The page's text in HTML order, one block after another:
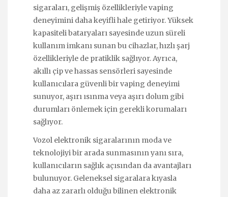
sigaraları, gelişmiş özellikleriyle vaping
deneyimini daha keyifli hale getiriyor. Yüksek
kapasiteli bataryaları sayesinde uzun süreli
kullanım imkanı sunan bu cihazlar, hızlı şarj
özellikleriyle de pratiklik sağlıyor. Ayrıca,
akıllı çip ve hassas sensörleri sayesinde
kullanıcılara güvenli bir vaping deneyimi
sunuyor, aşırı ısınma veya aşırı dolum gibi
durumları önlemek için gerekli korumaları
sağlıyor.
Vozol elektronik sigaralarının moda ve
teknolojiyi bir arada sunmasının yanı sıra,
kullanıcıların sağlık açısından da avantajları
bulunuyor. Geleneksel sigaralara kıyasla
daha az zararlı olduğu bilinen elektronik